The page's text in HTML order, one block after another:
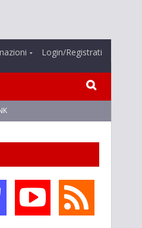
Login/Registrati